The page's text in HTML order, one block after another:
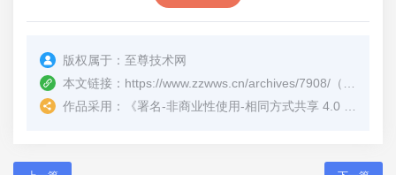
版权属于： 至尊技术网
本文链接： https://www.zzwws.cn/archives/7908/ （转载时请注明本文出处及文章链接）
作品采用：
《署名-非商业性使用-相同方式共享 4.0 国际 (CC BY-NC-SA 4.0)